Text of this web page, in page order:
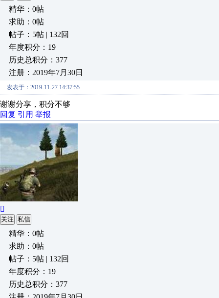
精华：0帖
求助：0帖
帖子：5帖 | 132回
年度积分：19
历史总积分：377
注册：2019年7月30日
发表于：2019-11-27 14:37:55
谢谢分享，积分不够
回复 引用 举报

关注 私信
精华：0帖
求助：0帖
帖子：5帖 | 132回
年度积分：19
历史总积分：377